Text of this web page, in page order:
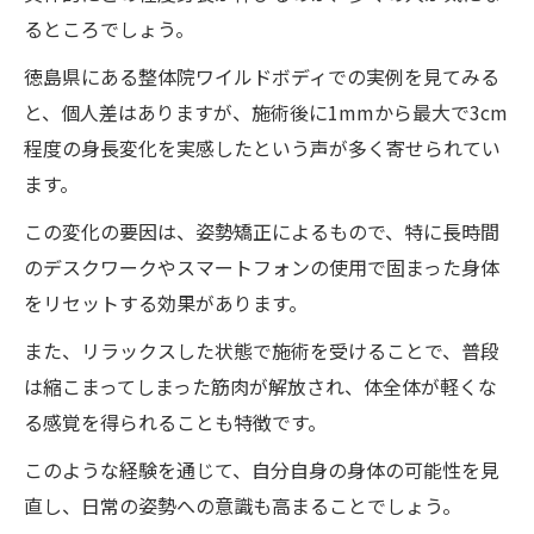
るところでしょう。
徳島県にある整体院ワイルドボディでの実例を見てみる
と、個人差はありますが、施術後に1mmから最大で3cm
程度の身長変化を実感したという声が多く寄せられてい
ます。
この変化の要因は、姿勢矯正によるもので、特に長時間
のデスクワークやスマートフォンの使用で固まった身体
をリセットする効果があります。
また、リラックスした状態で施術を受けることで、普段
は縮こまってしまった筋肉が解放され、体全体が軽くな
る感覚を得られることも特徴です。
このような経験を通じて、自分自身の身体の可能性を見
直し、日常の姿勢への意識も高まることでしょう。